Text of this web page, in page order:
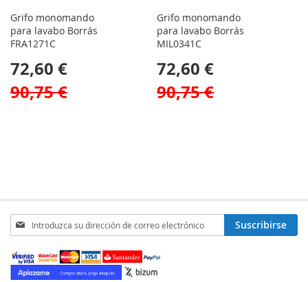
Grifo monomando
para lavabo Borrás
FRA1271C
72,60 €
90,75 €
Grifo monomando
para lavabo Borrás
MIL0341C
72,60 €
90,75 €
Inscríbase
a
nuestro
boletín
de
Suscribirse